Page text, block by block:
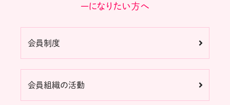
ーになりたい方へ
会員制度
会員組織の活動